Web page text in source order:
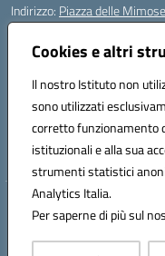
Cookies e altri
Il nostro Istituto non
sono utilizzati
corretto funzionamento
istituzionali e alla sua
strumenti statistici
Analytics Italia.
Per saperne di più sul
Indirizzo: Piazza delle
Centralino:
Email:
Codice fiscale: 80048770822
Codice meccanografico:
Codice unico di fatturazione
Hosting &
Concept